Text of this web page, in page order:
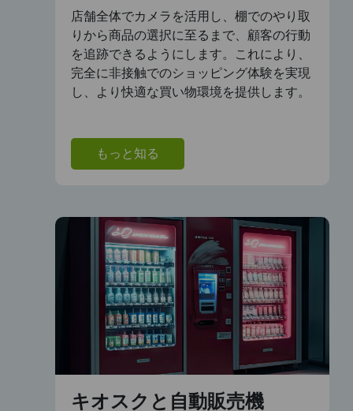
店舗全体でカメラを活用し、棚でのやり取
りから商品の選択に至るまで、顧客の行動
を追跡できるようにします。これにより、
完全に非接触でのショッピング体験を実現
し、より快適な買い物環境を提供します。
もっと知る
キオスクと自動販売機